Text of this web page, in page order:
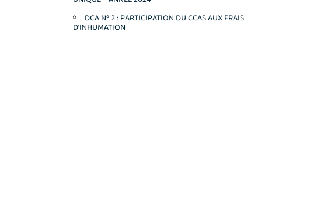
DCA N° 2 : PARTICIPATION DU CCAS AUX FRAIS
D’INHUMATION